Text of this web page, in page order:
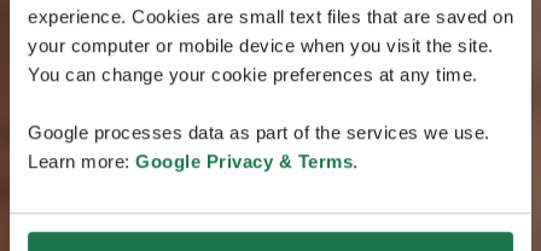
experience. Cookies are small text files that are saved on
your computer or mobile device when you visit the site.
You can change your cookie preferences at any time.
Google processes data as part of the services we use.
Learn more: Google Privacy & Terms.
Den finska landsbygdskultur-rutten blandar kulturell
utforskning och friluftsäventyr. Den tar dig från
Helsingfors puls till Tusby träsks (på finska
Tavastehus slott till fridfull skönhet i flera
nationalparker. Det är det perfekta stället för att